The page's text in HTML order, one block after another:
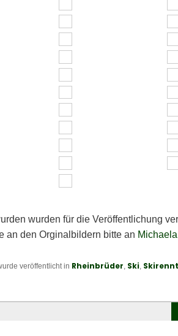
wurden für die Veröffentlichung
an den Orginalbildern bitte an
veröffentlicht in Rheinbrüder, Ski,